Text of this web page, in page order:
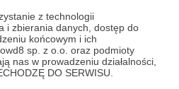
z technologii
i zbierania danych, dostęp do
końcowym i ich
sp. z o.o. oraz podmioty
nas w prowadzeniu działalności,
DO SERWISU.